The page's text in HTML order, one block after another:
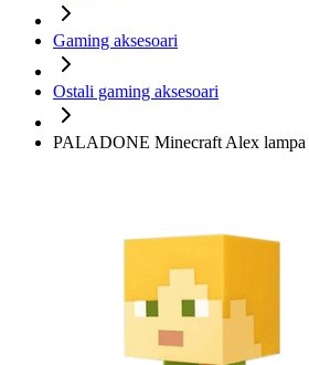
Gaming aksesoari
Ostali gaming aksesoari
PALADONE Minecraft Alex lampa